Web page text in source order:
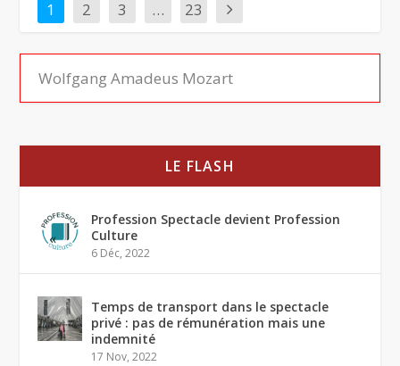
1 2 3 … 23
LE FLASH
Profession Spectacle devient Profession
Culture
6 Déc, 2022
Temps de transport dans le spectacle
privé : pas de rémunération mais une
indemnité
17 Nov, 2022